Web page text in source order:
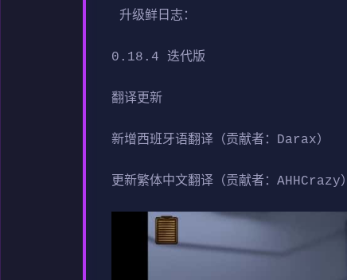
升级鲜日志：
0.18.4 迭代版
翻译更新
新增西班牙语翻译（贡献者：Darax）
更新繁体中文翻译（贡献者：AHHCrazy）